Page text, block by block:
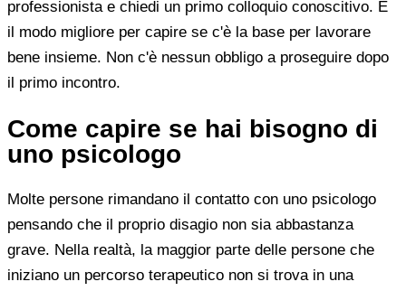
professionista e chiedi un primo colloquio conoscitivo. È
il modo migliore per capire se c'è la base per lavorare
bene insieme. Non c'è nessun obbligo a proseguire dopo
il primo incontro.
Come capire se hai bisogno di
uno psicologo
Molte persone rimandano il contatto con uno psicologo
pensando che il proprio disagio non sia abbastanza
grave. Nella realtà, la maggior parte delle persone che
iniziano un percorso terapeutico non si trova in una